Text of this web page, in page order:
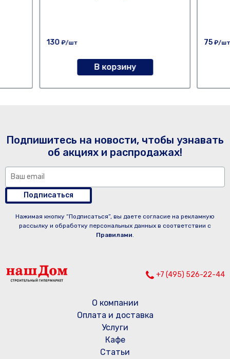
130 ₽/шт
В корзину
75 ₽/
Подпишитесь на новости, чтобы узнавать
об акциях и распродажах!
Подписаться
Нажимая кнопку “Подписаться”, вы даете согласие на рекламную
рассылку и обработку персональных данных в соответствии с
Правилами.
+7 (495) 526-22-44
О компании
Оплата и доставка
Услуги
Кафе
Статьи